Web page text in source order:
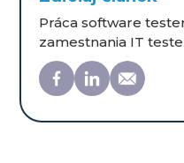
Práca software
zamestnania IT